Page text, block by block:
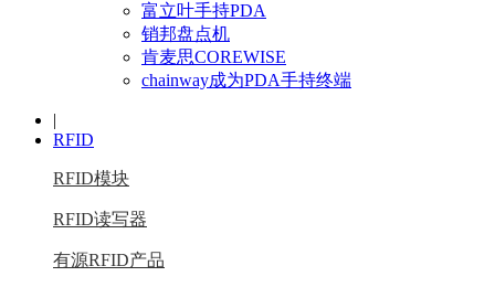
富立叶手持PDA
销邦盘点机
肯麦思COREWISE
chainway成为PDA手持终端
|
RFID
RFID模块
RFID读写器
有源RFID产品